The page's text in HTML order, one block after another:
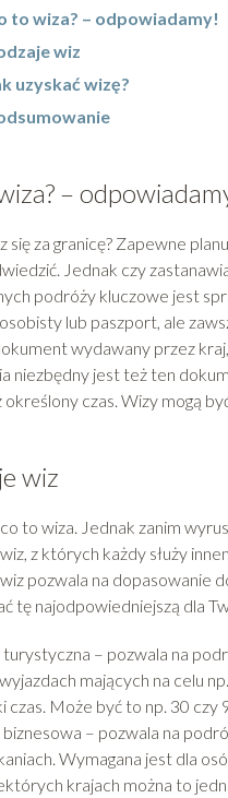
to wiza? – odpowiadamy!
wiz
uzyskać wizę?
–
się za granicę? Zapewne
Jednak czy
podróży kluczowe jest
lub paszport, ale
wydawany przez
niezbędny jest też ten
czas. Wizy mogą
wiz
to wiza. Jednak zanim
z których każdy służy
pozwala na dopasowanie
tę najodpowiedniejszą dla
turystyczna – pozwala na
mających na celu
czas. Może być to np. 30 czy
– pozwala na
Wymagana jest dla
krajach można to